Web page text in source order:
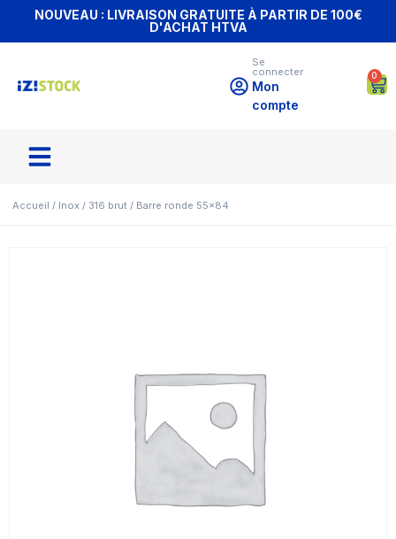
NOUVEAU : LIVRAISON GRATUITE À PARTIR DE 100€
D'ACHAT HTVA
Se
connecter
Mon
compte
0
Accueil / Inox / 316 brut / Barre ronde 55×84